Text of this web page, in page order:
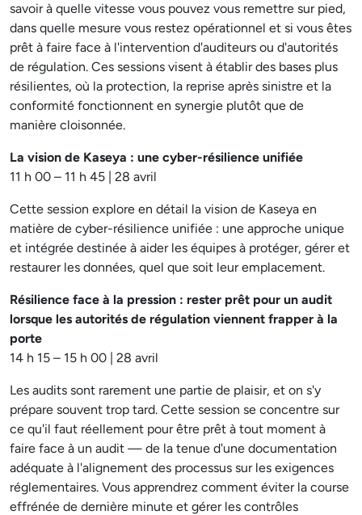
savoir à quelle vitesse vous pouvez vous remettre sur pied,
dans quelle mesure vous restez opérationnel et si vous êtes
prêt à faire face à l'intervention d'auditeurs ou d'autorités
de régulation. Ces sessions visent à établir des bases plus
résilientes, où la protection, la reprise après sinistre et la
conformité fonctionnent en synergie plutôt que de
manière cloisonnée.
La vision de Kaseya : une cyber-résilience unifiée
11 h 00 – 11 h 45 | 28 avril
Cette session explore en détail la vision de Kaseya en
matière de cyber-résilience unifiée : une approche unique
et intégrée destinée à aider les équipes à protéger, gérer et
restaurer les données, quel que soit leur emplacement.
Résilience face à la pression : rester prêt pour un audit
lorsque les autorités de régulation viennent frapper à la
porte
14 h 15 – 15 h 00 | 28 avril
Les audits sont rarement une partie de plaisir, et on s'y
prépare souvent trop tard. Cette session se concentre sur
ce qu'il faut réellement pour être prêt à tout moment à
faire face à un audit — de la tenue d'une documentation
adéquate à l'alignement des processus sur les exigences
réglementaires. Vous apprendrez comment éviter la course
effrénée de dernière minute et gérer les contrôles